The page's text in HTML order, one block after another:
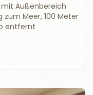
Außenbereich
Meer, 100 Meter
entfernt